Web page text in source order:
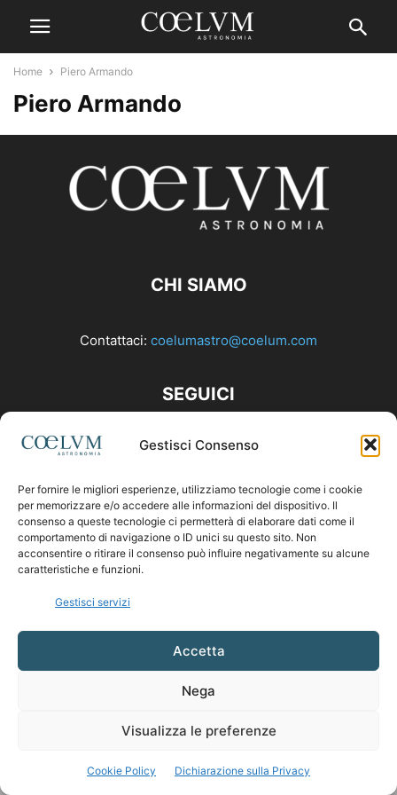
Gestisci Consenso
Per fornire le migliori esperienze, utilizziamo tecnologie come i cookie
per memorizzare e/o accedere alle informazioni del dispositivo. Il
consenso a queste tecnologie ci permetterà di elaborare dati come il
comportamento di navigazione o ID unici su questo sito. Non
acconsentire o ritirare il consenso può influire negativamente su alcune
caratteristiche e funzioni.
Gestisci servizi
Accetta
Nega
Visualizza le preferenze
Cookie Policy Dichiarazione sulla Privacy
Home Piero Armando
Piero Armando
CHI SIAMO
Contattaci: coelumastro@coelum.com
SEGUICI